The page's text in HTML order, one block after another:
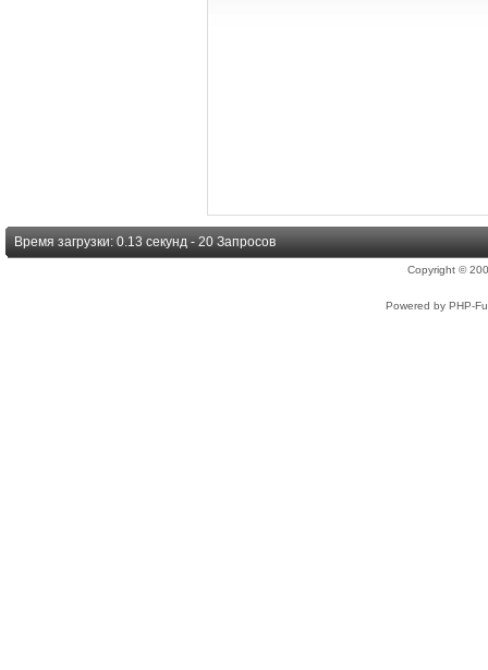
Время загрузки: 0.13 секунд - 20 Запросов
Copyright ©
Powered by PHP-